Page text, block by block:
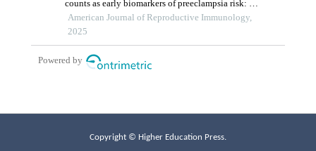
Copyright © Higher Education Press.